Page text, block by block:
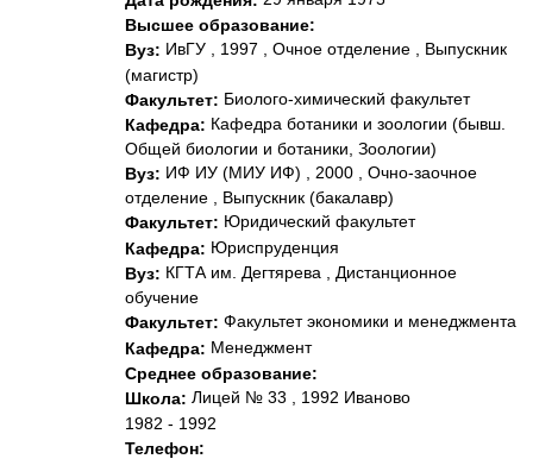
Высшее образование:
Вуз: ИвГУ , 1997 , Очное отделение , Выпускник
(магистр)
Факультет: Биолого-химический факультет
Кафедра: Кафедра ботаники и зоологии (бывш.
Общей биологии и ботаники, Зоологии)
Вуз: ИФ ИУ (МИУ ИФ) , 2000 , Очно-заочное
отделение , Выпускник (бакалавр)
Факультет: Юридический факультет
Кафедра: Юриспруденция
Вуз: КГТА им. Дегтярева , Дистанционное
обучение
Факультет: Факультет экономики и менеджмента
Кафедра: Менеджмент
Среднее образование:
Школа: Лицей № 33 , 1992 Иваново
1982 - 1992
Телефон: